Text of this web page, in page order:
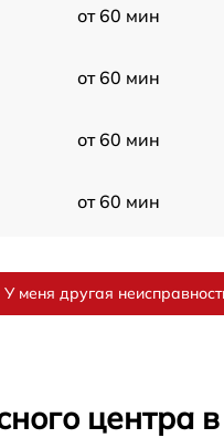
от 60 мин
от 60 мин
от 60 мин
от 60 мин
У меня другая
центра